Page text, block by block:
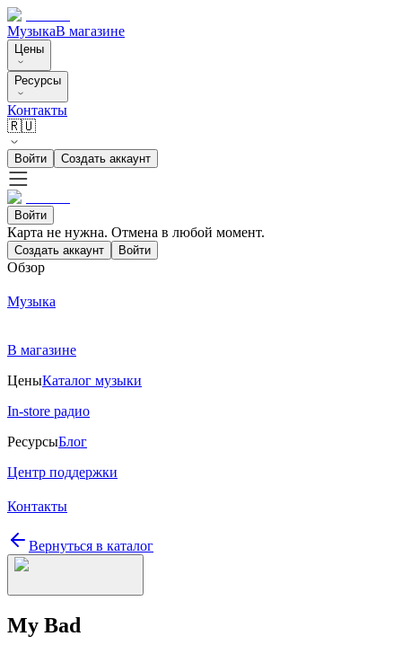
МузыкаВ магазине
Цены
Ресурсы
Контакты
🇷🇺
Войти Создать аккаунт
Войти
Карта не нужна. Отмена в любой момент.
Создать аккаунт Войти
Обзор
Музыка
В магазине
ЦеныКаталог музыки
In-store радио
РесурсыБлог
Центр поддержки
Контакты
Вернуться в каталог
My Bad